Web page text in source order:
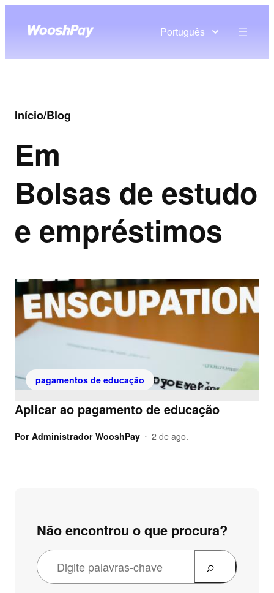
Português
Início/Blog
Em
Bolsas de estudo
e empréstimos
pagamentos de educação
Aplicar ao pagamento de educação
Por Administrador WooshPay • 2 de ago.
Não encontrou o que procura?